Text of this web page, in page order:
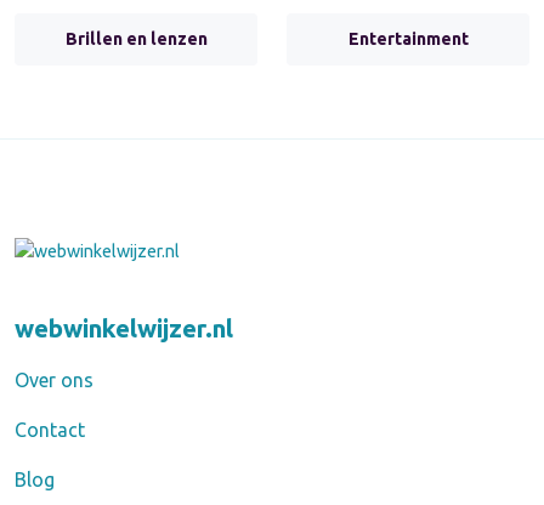
Brillen en lenzen Entertainment
webwinkelwijzer.nl
Over ons
Contact
Blog